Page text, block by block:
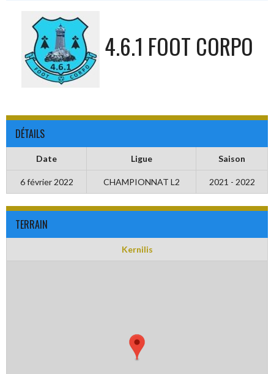
4.6.1 FOOT CORPO
DÉTAILS
Date Ligue Saison
6 février 2022 CHAMPIONNAT L2 2021 - 2022
TERRAIN
Kernilis